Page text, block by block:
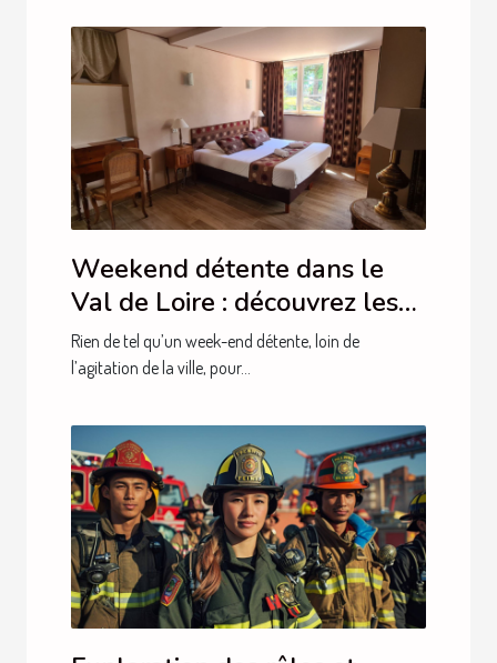
Weekend détente dans le
Val de Loire : découvrez les
hébergements du Moulin de
Crouy !
Rien de tel qu’un week-end détente, loin de
l’agitation de la ville, pour...